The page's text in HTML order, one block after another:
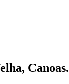
Canoas.